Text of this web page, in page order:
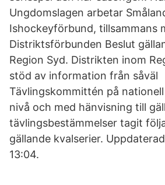
Ungdomslagen arbetar
Ishockeyförbund, tillsammans
Distriktsförbunden Beslut
Region Syd. Distrikten inom
stöd av information från såväl
Tävlingskommittén på
nivå och med hänvisning till
tävlingsbestämmelser tagit
gällande kvalserier.
13:04.